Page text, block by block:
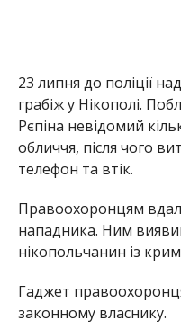
23 липня до поліції
грабіж у Нікополі.
Рєпіна невідомий
обличчя, після чого
телефон та втік.
Правоохоронцям
нападника. Ним
нікопольчанин із
Гаджет
законному власнику.